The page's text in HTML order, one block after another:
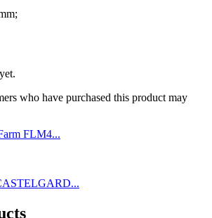
who have purchased this product may
FLM4...